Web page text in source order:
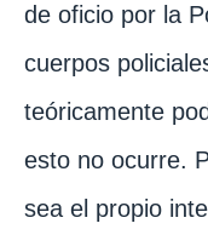
de oficio por la
cuerpos
teóricamente
esto no ocurre.
sea el propio